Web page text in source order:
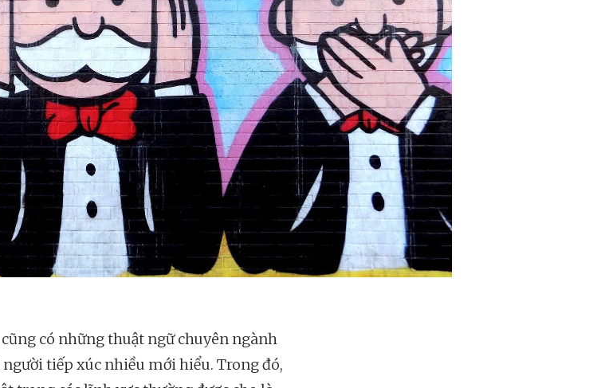
có những thuật ngữ chuyên ngành
tiếp xúc nhiều mới hiểu. Trong đó,